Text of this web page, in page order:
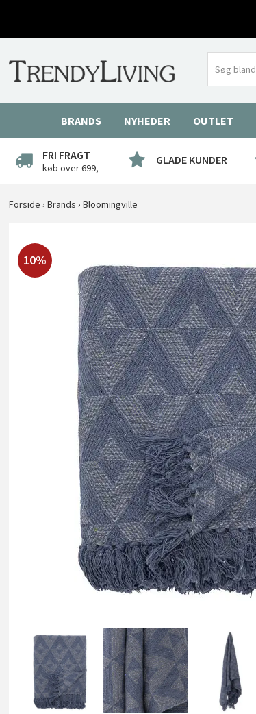
BRANDS NYHEDER OUTLET
FRI FRAGT
køb over 699,-
GLADE KUNDER
Forside ›Brands ›Bloomingville
10%